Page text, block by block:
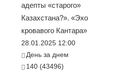
адепты «старого»
Казахстана?». «Эхо
кровавого Кантара»
28.01.2025 12:00
День за днем
140 (43496)